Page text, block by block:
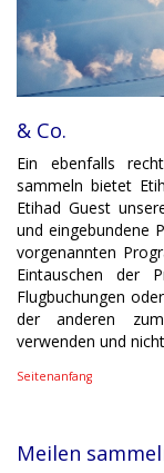
& Co.
Ein ebenfalls
sammeln bietet
Etihad Guest
und eingebundene
vorgenannten
Eintauschen der
Flugbuchungen
der anderen
verwenden und
Seitenanfang
Meilen